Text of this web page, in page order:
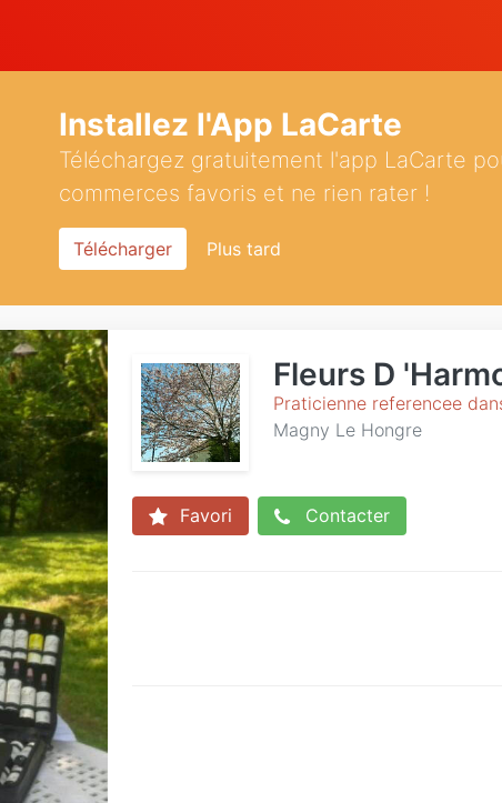
Installez l'App LaCarte
Téléchargez gratuitement l'app LaCarte
commerces favoris et ne rien rater !
Télécharger Plus tard
Fleurs D
Praticienne referencee
Magny Le Hongre
Favori Contacter